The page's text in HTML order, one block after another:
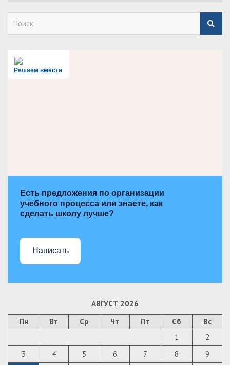
Решаем вместе
Есть предложения по организации
учебного процесса или знаете, как
сделать школу лучше?
Написать
АВГУСТ 2026
Пн
Вт Ср Чт Пт Сб
Вс
1
2
3
4 5 6 7 8
9